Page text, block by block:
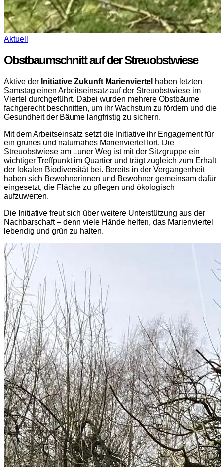
Aktuell
Obstbaumschnitt auf der Streuobstwiese
Aktive der Initiative Zukunft Marienviertel haben letzten
Samstag einen Arbeitseinsatz auf der Streuobstwiese im
Viertel durchgeführt. Dabei wurden mehrere Obstbäume
fachgerecht beschnitten, um ihr Wachstum zu fördern und die
Gesundheit der Bäume langfristig zu sichern.
Mit dem Arbeitseinsatz setzt die Initiative ihr Engagement für
ein grünes und naturnahes Marienviertel fort. Die
Streuobstwiese am Luner Weg ist mit der Sitzgruppe ein
wichtiger Treffpunkt im Quartier und trägt zugleich zum Erhalt
der lokalen Biodiversität bei. Bereits in der Vergangenheit
haben sich Bewohnerinnen und Bewohner gemeinsam dafür
eingesetzt, die Fläche zu pflegen und ökologisch
aufzuwerten.
Die Initiative freut sich über weitere Unterstützung aus der
Nachbarschaft – denn viele Hände helfen, das Marienviertel
lebendig und grün zu halten.